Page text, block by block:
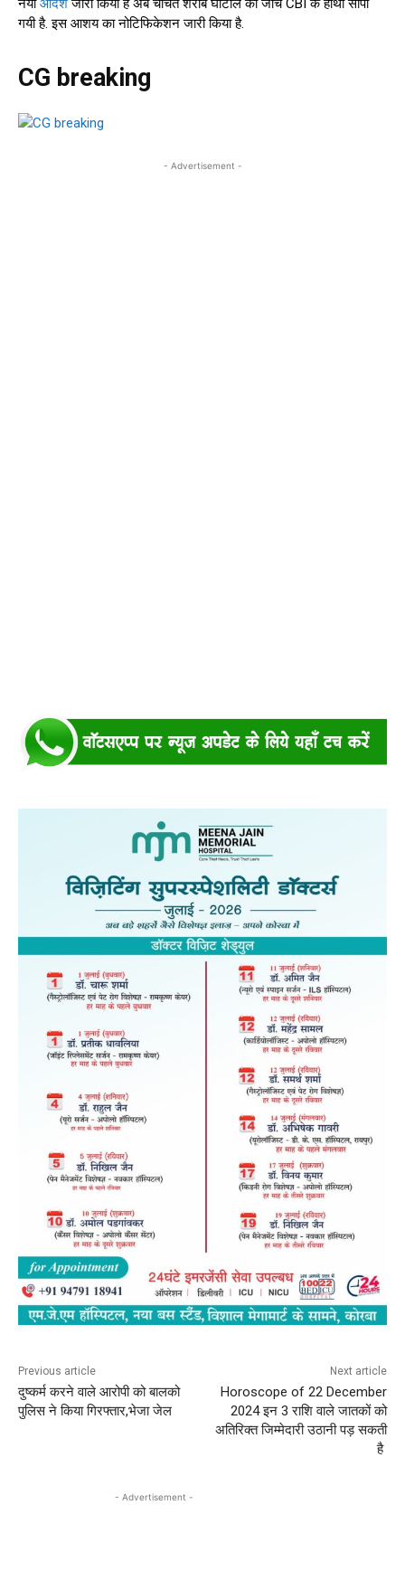
नयाआदेशजारी किया है अब चर्चित शराब घोटाले की जाँच CBI के हाथों सौपी
गयी है. इस आशय का नोटिफिकेशन जारी किया है.
CG breaking
- Advertisement -
Previous article
दुष्कर्म करने वाले आरोपी को बालको
पुलिस ने किया गिरफ्तार,भेजा जेल
Next article
Horoscope of 22 December
2024 इन 3 राशि वाले जातकों को
अतिरिक्त जिम्मेदारी उठानी पड़ सकती
है
- Advertisement -